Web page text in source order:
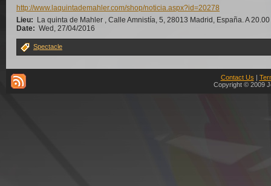
http://www.laquintademahler.com/shop/noticia.aspx?id=20278
Lieu: La quinta de Mahler , Calle Amnistía, 5, 28013 Madrid, España. A
Date: Wed, 27/04/2016
Spectacle
Contact Us |
Copyright © 2009